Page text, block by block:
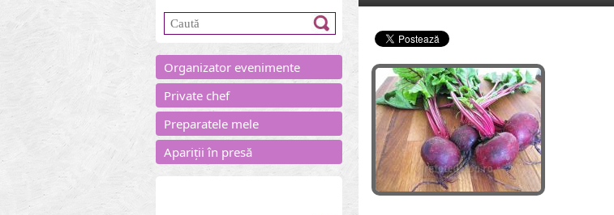
Organizator evenimente
Private chef
Preparatele mele
Apariții în presă